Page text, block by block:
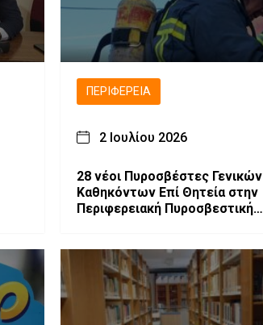
ΠΕΡΙΦΈΡΕΙΑ
2 Ιουλίου 2026
28 νέοι Πυροσβέστες Γενικών
Καθηκόντων Επί Θητεία στην
Περιφερειακή Πυροσβεστική